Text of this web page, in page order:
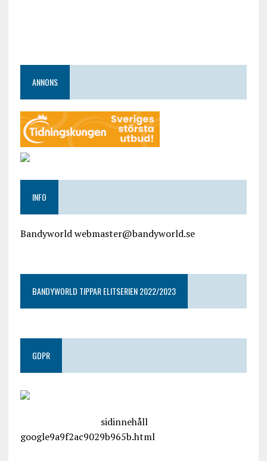
ANNONS
INFO
Bandyworld webmaster@bandyworld.se
BANDYWORLD TIPPAR ELITSERIEN 2022/2023
GDPR
sidinnehåll
google9a9f2ac9029b965b.html